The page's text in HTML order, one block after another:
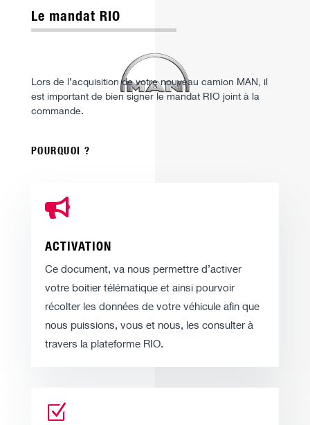
Le mandat RIO
Lors de l’acquisition de votre nouveau camion MAN, il
est important de bien signer le mandat RIO joint à la
commande.
POURQUOI ?

ACTIVATION
Ce document, va nous permettre d’activer
votre boitier télématique et ainsi pourvoir
récolter les données de votre véhicule afin que
nous puissions, vous et nous, les consulter à
travers la plateforme RIO.
Z